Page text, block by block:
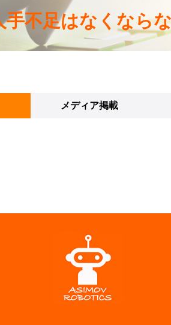
不足はなくなら
メディア掲載